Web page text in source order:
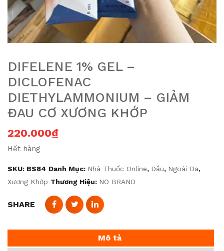
DIFELENE 1% GEL –
DICLOFENAC
DIETHYLAMMONIUM – GIẢM
ĐAU CƠ XƯƠNG KHỚP
220.000₫
Hết hàng
SKU: BS84 Danh Mục: Nhà Thuốc Online, Dầu, Ngoài Da,
Xương Khớp Thương Hiệu: NO BRAND
SHARE
Mô tả